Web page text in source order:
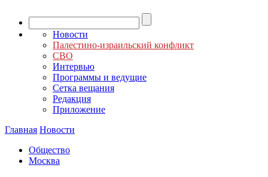
Новости
Палестино-израильский конфликт
СВО
Интервью
Программы и ведущие
Сетка вещания
Редакция
Приложение
Главная Новости
Общество
Москва